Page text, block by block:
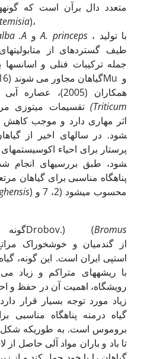
متعدد دال برآن است که
)،
.A وA. princeps، با تولید
طیف گسترده­ای از متابولیت­های
جمله ترکیبات فنلی و اسانس­ها
همکاران (2005)، عصاره آبی گیاه درمنه معمولی
تقسیمات میتوزی مریستم راس ریشه گندم(Triticum
اثر مهاری دارد و موجب
شود. در سال­های اخیر از
پرستار برای احیاء
شود، طبق بررسی­های انجام
پناهگاه مناسبی برای گیاهان
) محسوب می­شود (2، 7 و
گونه بروموس کپه داغیDrobov.) (Bromus
از گندمیان و خوش­خوراک
استپی ایران است. این گونه،
با ریشه­های متراکم و زیاد
رویشگاه، اهمیت آن در حفظ و
گیاه درمنه پناهگاه مناسبی
بروموس است. به ­طوری­که شکل
تا باد و باران مواد آلی حاصل از